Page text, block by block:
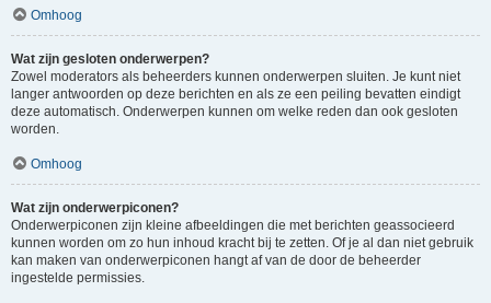
Omhoog
Wat zijn gesloten onderwerpen?
Zowel moderators als beheerders kunnen onderwerpen sluiten. Je kunt niet
langer antwoorden op deze berichten en als ze een peiling bevatten eindigt
deze automatisch. Onderwerpen kunnen om welke reden dan ook gesloten
worden.
Omhoog
Wat zijn onderwerpiconen?
Onderwerpiconen zijn kleine afbeeldingen die met berichten geassocieerd
kunnen worden om zo hun inhoud kracht bij te zetten. Of je al dan niet gebruik
kan maken van onderwerpiconen hangt af van de door de beheerder
ingestelde permissies.